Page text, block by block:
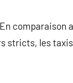
comparaison
stricts, les